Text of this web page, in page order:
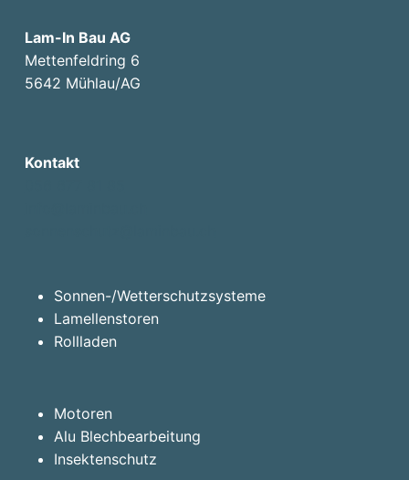
Lam-In Bau AG
Mettenfeldring 6
5642 Mühlau/AG
Kontakt
Sonnen-/Wetterschutzsysteme
Lamellenstoren
Rollladen
Motoren
Alu Blechbearbeitung
Insektenschutz